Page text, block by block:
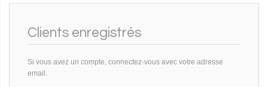
Clients enregistrés
Si vous avez un compte, connectez-vous avec votre adresse
email.